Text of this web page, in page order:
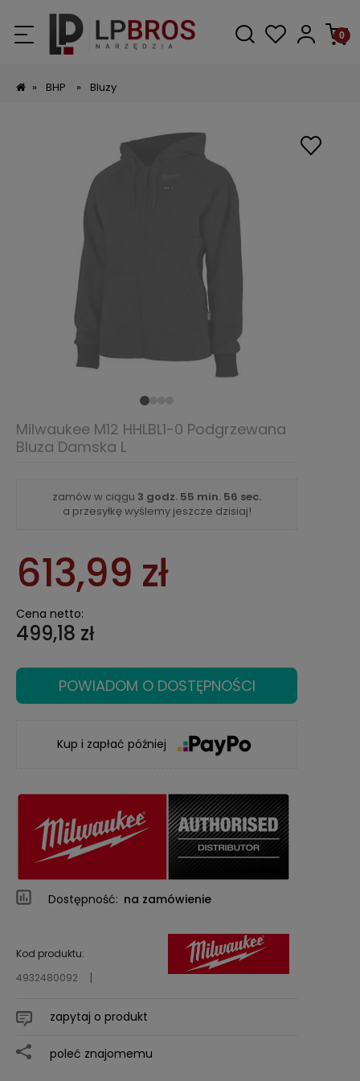
» BHP » Bluzy
zamów w ciągu 3 godz. 55 min. 55 sec.
a przesyłkę wyślemy jeszcze dzisiaj!
Milwaukee M12 HHLBL1-0 Podgrzewana
Bluza Damska L
613,99 zł
Cena netto:
499,18 zł
POWIADOM O DOSTĘPNOŚCI
Kup i zapłać później
Dostępność: na zamówienie
Kod produktu:
4932480092
zapytaj o produkt
poleć znajomemu